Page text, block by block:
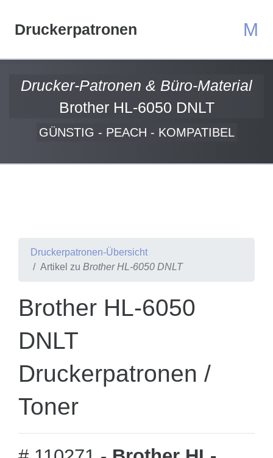
Druckerpatronen M
Drucker-Patronen & Büro-Material
Brother HL-6050 DNLT
GÜNSTIG - PEACH - KOMPATIBEL
Druckerpatronen-Übersicht
Artikel zu Brother HL-6050 DNLT
Brother HL-6050
DNLT
Druckerpatronen /
Toner